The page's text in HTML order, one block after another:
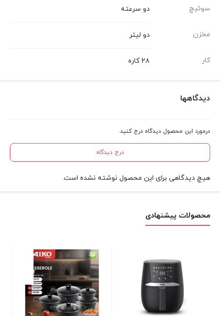
سوئیچ دو سرعته
مخزن دو لیتر
کار ۲۸ کاره
دیدگاهها
درمورد این محصول دیدگاه درج کنید.
درج دیدگاه
هیچ دیدگاهی برای این محصول نوشته نشده است.
محصولات پیشنهادی